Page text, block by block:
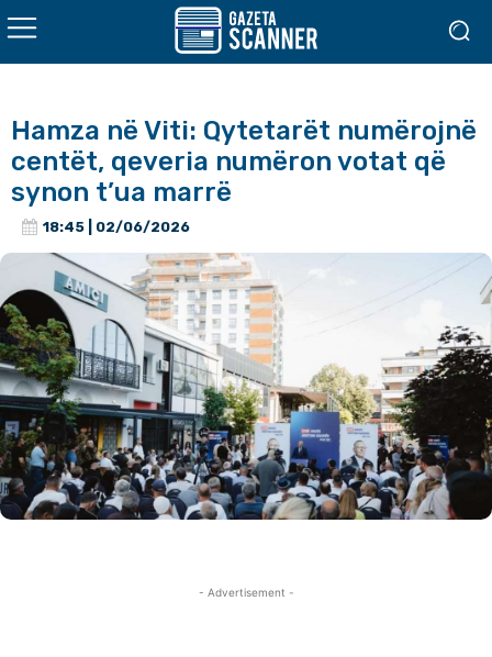
Hamza në Viti: Qytetarët numërojnë
centët, qeveria numëron votat që
synon t’ua marrë
18:45 | 02/06/2026
- Advertisement -